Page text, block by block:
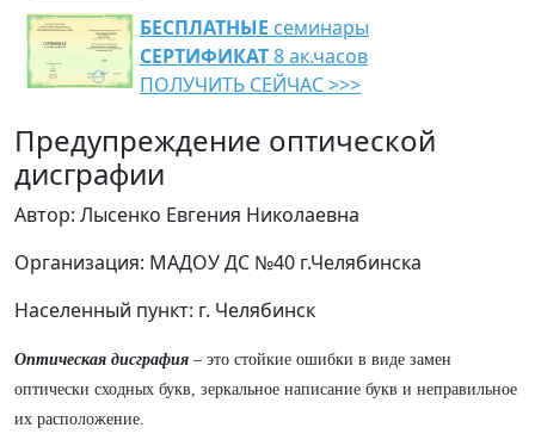
БЕСПЛАТНЫЕ семинары
СЕРТИФИКАТ8 ак.часов
ПОЛУЧИТЬ СЕЙЧАС >>>
Предупреждение оптической
дисграфии
Автор: Лысенко Евгения Николаевна
Организация: МАДОУ ДС №40 г.Челябинска
Населенный пункт: г. Челябинск
Оптическая дисграфия – это стойкие ошибки в виде замен
оптически сходных букв, зеркальное написание букв и неправильное
их расположение.